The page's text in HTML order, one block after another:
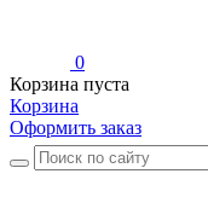
0
Корзина пуста
Корзина
Оформить заказ